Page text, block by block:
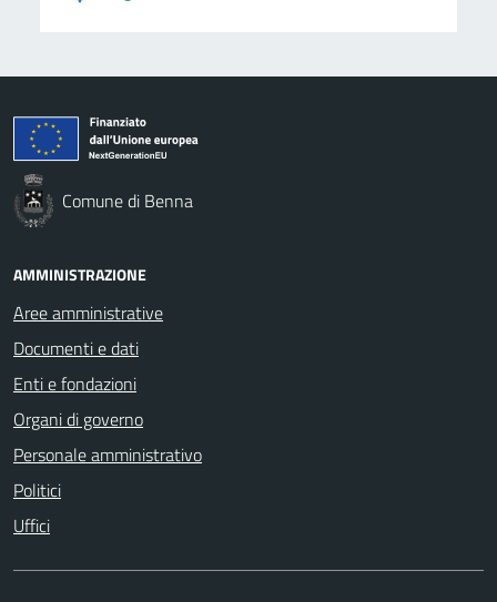
Comune di Benna
AMMINISTRAZIONE
Aree amministrative
Documenti e dati
Enti e fondazioni
Organi di governo
Personale amministrativo
Politici
Uffici